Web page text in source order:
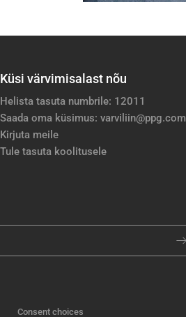
Küsi värvimisalast nõu
Helista tasuta numbrile: 12011
Saada oma küsimus: varviliin@ppg.com
Kirjuta meile
Tule tasuta koolitusele
Consent choices